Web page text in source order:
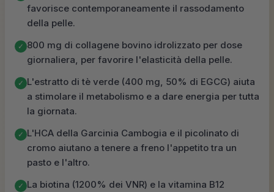
favorisce contemporaneamente il rassodamento
della pelle.
✓ 800 mg di collagene bovino idrolizzato per dose
giornaliera, per favorire l'elasticità della pelle.
✓ L'estratto di tè verde (400 mg, 50% di EGCG) aiuta
a stimolare il metabolismo e a dare energia per tutta
la giornata.
✓ L'HCA della Garcinia Cambogia e il picolinato di
cromo aiutano a tenere a freno l'appetito tra un
pasto e l'altro.
✓ La biotina (1200% dei VNR) e la vitamina B12